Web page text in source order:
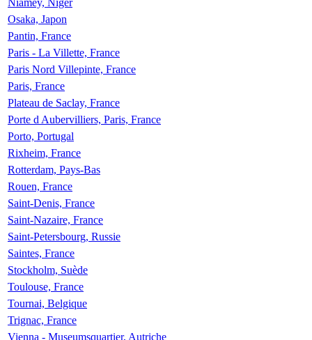
Niamey, Niger
Osaka, Japon
Pantin, France
Paris - La Villette, France
Paris Nord Villepinte, France
Paris, France
Plateau de Saclay, France
Porte d Aubervilliers, Paris, France
Porto, Portugal
Rixheim, France
Rotterdam, Pays-Bas
Rouen, France
Saint-Denis, France
Saint-Nazaire, France
Saint-Petersbourg, Russie
Saintes, France
Stockholm, Suède
Toulouse, France
Tournai, Belgique
Trignac, France
Vienna - Museumsquartier, Autriche